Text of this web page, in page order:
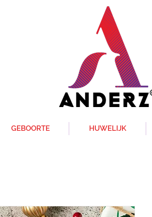
GEBOORTE HUWELIJK